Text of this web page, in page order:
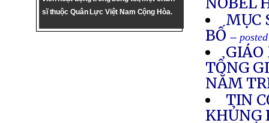
sĩ thuộc Quân Lực Việt Nam Cộng Hòa.
MỤC
BỐ --
GIÁO
TỔNG
NẰM
TIN
KHỦNG